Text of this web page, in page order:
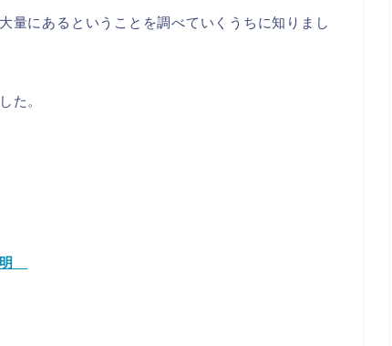
量にあるということを調べていくうちに知りまし
た。
明